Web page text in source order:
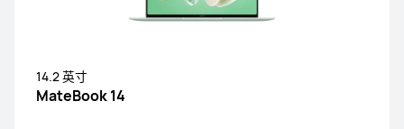
14.2 英寸
MateBook 14